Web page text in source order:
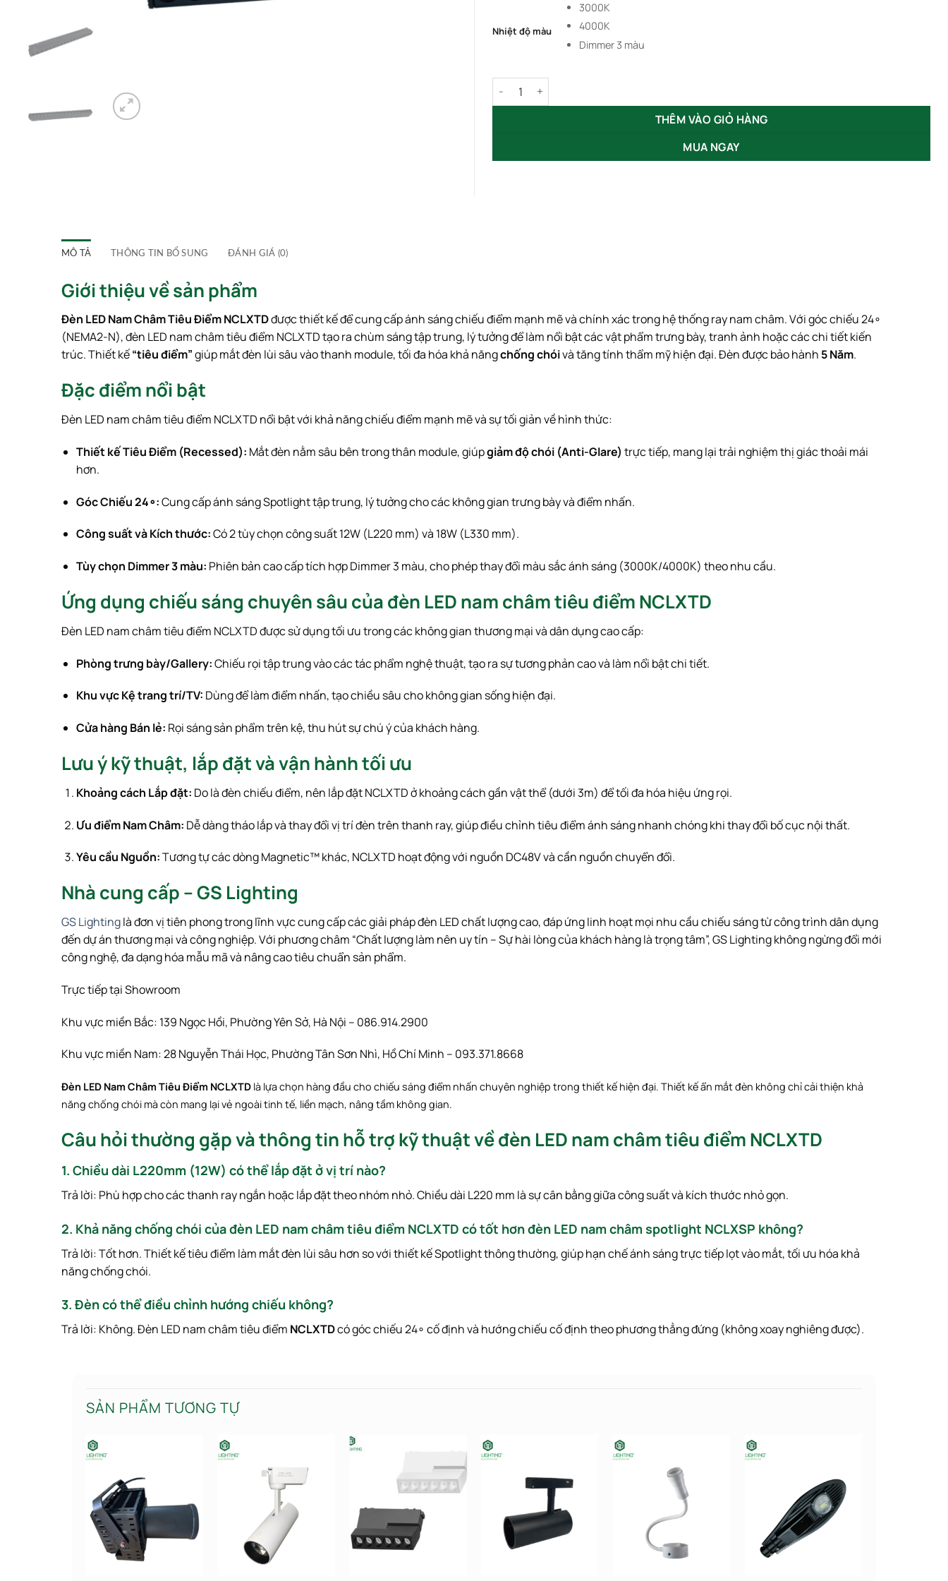
Nhiệt độ màu
3000K
4000K
Dimmer 3 màu
Đèn LED Nam Châm Tiêu Điểm 12W 18W NCLXTD số lượng
THÊM VÀO GIỎ HÀNG
MUA NGAY
MÔ TẢ THÔNG TIN BỔ SUNG ĐÁNH GIÁ (0)
Giới thiệu về sản phẩm
Đèn LED Nam Châm Tiêu Điểm NCLXTDđược thiết kế để cung cấp ánh sáng chiếu điểm mạnh mẽ và chính xác trong hệ thống ray nam châm. Với góc chiếu24∘
(NEMA2-N), đèn LED nam châm tiêu điểm NCLXTD tạo ra chùm sáng tập trung, lý tưởng để làm nổi bật các vật phẩm trưng bày, tranh ảnh hoặc các chi tiết kiến
trúc. Thiết kế“tiêu điểm”giúp mắt đèn lùi sâu vào thanh module, tối đa hóa khả năngchống chóivà tăng tính thẩm mỹ hiện đại. Đèn được bảo hành 5 Năm.
Đặc điểm nổi bật
Đèn LED nam châm tiêu điểm NCLXTD nổi bật với khả năng chiếu điểm mạnh mẽ và sự tối giản về hình thức:
Thiết kế Tiêu Điểm (Recessed): Mắt đèn nằm sâu bên trong thân module, giúpgiảm độ chói (Anti-Glare) trực tiếp, mang lại trải nghiệm thị giác thoải mái
hơn.
Góc Chiếu24∘:Cung cấp ánh sángSpotlighttập trung, lý tưởng cho các không gian trưng bày và điểm nhấn.
Công suất và Kích thước:Có 2 tùy chọn công suất12W(L220 mm) và 18W(L330 mm).
Tùy chọn Dimmer 3 màu: Phiên bản cao cấp tích hợp Dimmer 3 màu, cho phép thay đổi màu sắc ánh sáng (3000K/4000K) theo nhu cầu.
Ứng dụng chiếu sáng chuyên sâu của đèn LED nam châm tiêu điểm NCLXTD
Đèn LED nam châm tiêu điểm NCLXTD được sử dụng tối ưu trong các không gian thương mại và dân dụng cao cấp:
Phòng trưng bày/Gallery:Chiếu rọi tập trung vào các tác phẩm nghệ thuật, tạo ra sự tương phản cao và làm nổi bật chi tiết.
Khu vực Kệ trang trí/TV: Dùng để làm điểm nhấn, tạo chiều sâu cho không gian sống hiện đại.
Cửa hàng Bán lẻ: Rọi sáng sản phẩm trên kệ, thu hút sự chú ý của khách hàng.
Lưu ý kỹ thuật, lắp đặt và vận hành tối ưu
Khoảng cách Lắp đặt: Do là đèn chiếu điểm, nên lắp đặt NCLXTD ở khoảng cách gần vật thể (dưới3m) để tối đa hóa hiệu ứng rọi.
Ưu điểm Nam Châm: Dễ dàng tháo lắp và thay đổi vị trí đèn trên thanh ray, giúp điều chỉnh tiêu điểm ánh sáng nhanh chóng khi thay đổi bố cục nội thất.
Yêu cầu Nguồn:Tương tự các dòng Magnetic™ khác, NCLXTD hoạt động với nguồn DC48Vvà cần nguồn chuyển đổi.
Nhà cung cấp – GS Lighting
GS Lightinglà đơn vị tiên phong trong lĩnh vực cung cấp các giải pháp đèn LED chất lượng cao, đáp ứng linh hoạt mọi nhu cầu chiếu sáng từ công trình dân dụng
đến dự án thương mại và công nghiệp. Với phương châm “Chất lượng làm nên uy tín – Sự hài lòng của khách hàng là trọng tâm”, GS Lighting không ngừng đổi mới
công nghệ, đa dạng hóa mẫu mã và nâng cao tiêu chuẩn sản phẩm.
Trực tiếp tại Showroom
Khu vực miền Bắc: 139 Ngọc Hồi, Phường Yên Sở, Hà Nội – 086.914.2900
Khu vực miền Nam: 28 Nguyễn Thái Học, Phường Tân Sơn Nhì, Hồ Chí Minh – 093.371.8668
Đèn LED Nam Châm Tiêu Điểm NCLXTD là lựa chọn hàng đầu cho chiếu sáng điểm nhấn chuyên nghiệp trong thiết kế hiện đại. Thiết kế ẩn mắt đèn không chỉ cải thiện khả
năng chống chói mà còn mang lại vẻ ngoài tinh tế, liền mạch, nâng tầm không gian.
Câu hỏi thường gặp và thông tin hỗ trợ kỹ thuật về đèn LED nam châm tiêu điểm NCLXTD
1. Chiều dài L220mm (12W) có thể lắp đặt ở vị trí nào?
Trả lời: Phù hợp cho các thanh ray ngắn hoặc lắp đặt theo nhóm nhỏ. Chiều dài L220 mm là sự cân bằng giữa công suất và kích thước nhỏ gọn.
2. Khả năng chống chói của đèn LED nam châm tiêu điểm NCLXTD có tốt hơn đèn LED nam châm spotlight NCLXSP không?
Trả lời:Tốt hơn. Thiết kế tiêu điểm làm mắt đèn lùi sâu hơn so với thiết kế Spotlight thông thường, giúp hạn chế ánh sáng trực tiếp lọt vào mắt, tối ưu hóa khả
năng chống chói.
3. Đèn có thể điều chỉnh hướng chiếu không?
Trả lời: Không. Đèn LED nam châm tiêu điểm NCLXTDcó góc chiếu24∘ cố định và hướng chiếu cố định theo phương thẳng đứng (không xoay nghiêng được).
SẢN PHẨM TƯƠNG TỰ
Add to wishlist Add to wishlist Add to wishlist Add to wishlist Add to wishlist Add to wishlist